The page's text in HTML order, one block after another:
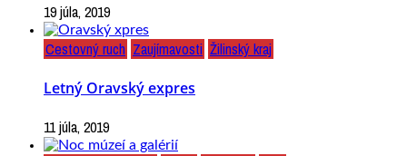
19 júla, 2019
Cestovný ruch Zaujímavosti Žilinský kraj
Letný Oravský expres
11 júla, 2019